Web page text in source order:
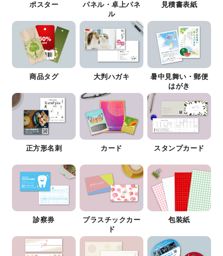
ポスター
パネル・卓上パネ
ル
見積書表紙
商品タグ 大判ハガキ
暑中見舞い・郵便
はがき
正方形名刺 カード スタンプカード
診察券
プラスチックカー
ド
包装紙